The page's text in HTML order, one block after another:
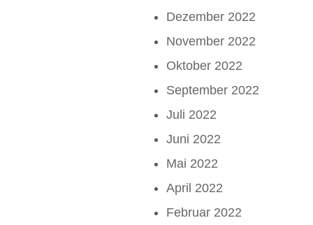
Dezember 2022
November 2022
Oktober 2022
September 2022
Juli 2022
Juni 2022
Mai 2022
April 2022
Februar 2022